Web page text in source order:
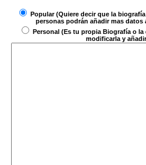
Popular(Quiere decir que la
personas podrán añadir mas datos
Personal(Es tu propia Biografía o la
modificarla y